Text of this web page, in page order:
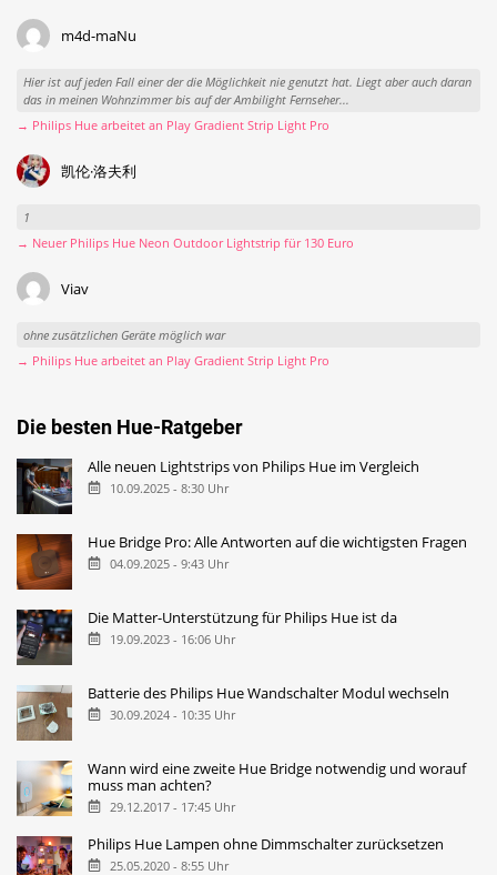
m4d-maNu
Hier ist auf jeden Fall einer der die Möglichkeit nie genutzt hat. Liegt aber auch daran
das in meinen Wohnzimmer bis auf der Ambilight Fernseher...
→ Philips Hue arbeitet an Play Gradient Strip Light Pro
凯伦·洛夫利
1
→ Neuer Philips Hue Neon Outdoor Lightstrip für 130 Euro
Viav
ohne zusätzlichen Geräte möglich war
→ Philips Hue arbeitet an Play Gradient Strip Light Pro
Die besten Hue-Ratgeber
Alle neuen Lightstrips von Philips Hue im Vergleich
10.09.2025 - 8:30 Uhr
Hue Bridge Pro: Alle Antworten auf die wichtigsten Fragen
04.09.2025 - 9:43 Uhr
Die Matter-Unterstützung für Philips Hue ist da
19.09.2023 - 16:06 Uhr
Batterie des Philips Hue Wandschalter Modul wechseln
30.09.2024 - 10:35 Uhr
Wann wird eine zweite Hue Bridge notwendig und worauf
muss man achten?
29.12.2017 - 17:45 Uhr
Philips Hue Lampen ohne Dimmschalter zurücksetzen
25.05.2020 - 8:55 Uhr